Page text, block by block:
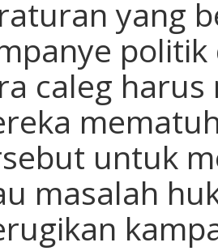
yang
caleg
untuk
masalah